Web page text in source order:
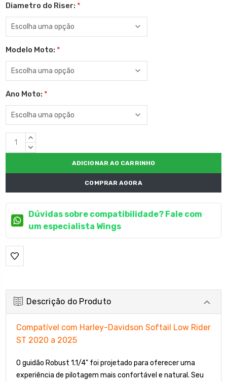
Diametro do Riser: *
Modelo Moto: *
Ano Moto: *
EstoqueQUANTIDADE
CRESCENTE:
QUANTIDADE
COMPRAR AGORA
Dúvidas sobre compatibilidade? Fale com
um especialista Wings
Descrição do Produto
Compatível com Harley-Davidson Softail Low Rider
ST 2020 a 2025
O guidão Robust 1.1/4" foi projetado para oferecer uma
experiência de pilotagem mais confortável e natural. Seu